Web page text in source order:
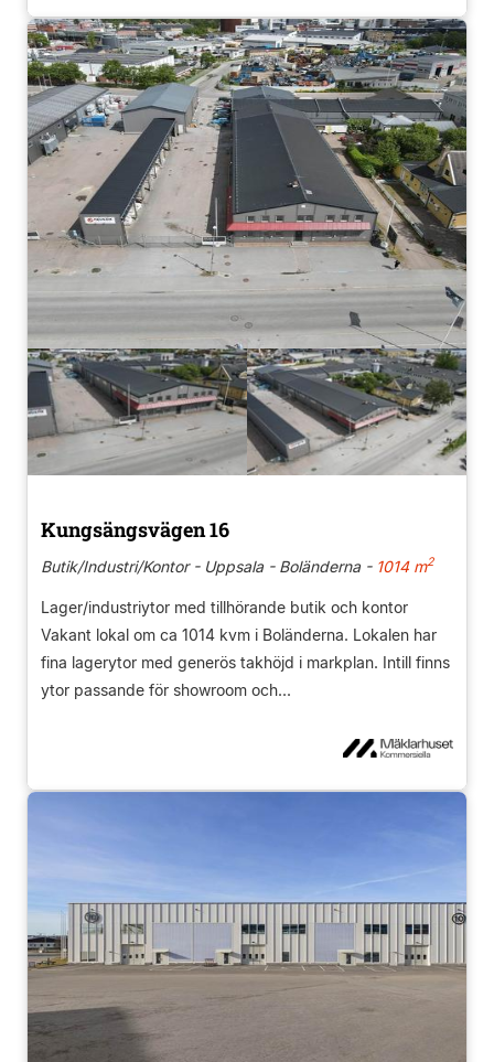
Kungsängsvägen 16
Butik/Industri/Kontor - Uppsala - Boländerna -1014 m2
Lager/industriytor med tillhörande butik och kontor
Vakant lokal om ca 1014 kvm i Boländerna. Lokalen har
fina lagerytor med generös takhöjd i markplan. Intill finns
ytor passande för showroom och...